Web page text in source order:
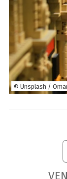
© Unsplash /